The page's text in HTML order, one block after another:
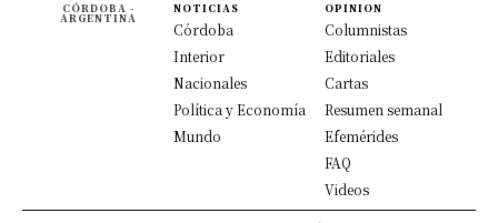
CÓRDOBA -
ARGENTINA
NOTICIAS
Córdoba
Interior
Nacionales
Política y Economía
Mundo
OPINION
Columnistas
Editoriales
Cartas
Resumen semanal
Efemérides
FAQ
Videos